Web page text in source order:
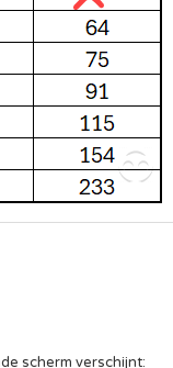
scherm verschijnt: